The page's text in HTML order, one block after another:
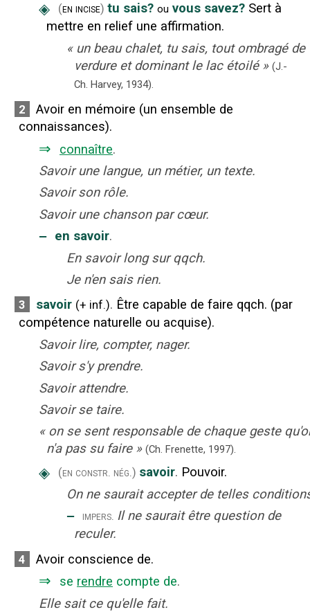
◈ (en incise) tu sais? ou vous savez? Sert à
mettre en relief une affirmation.
« un beau chalet, tu sais, tout ombragé de
verdure et dominant le lac étoilé » (J.-
Ch. Harvey, 1934).
2
Avoir en mémoire (un ensemble de
connaissances).
⇒ connaître.
Savoir une langue, un métier, un texte.
Savoir son rôle.
Savoir une chanson par cœur.
‒ en savoir.
En savoir long sur qqch.
Je n'en sais rien.
3 savoir (+ inf.). Être capable de faire qqch. (par
compétence naturelle ou acquise).
Savoir lire, compter, nager.
Savoir s'y prendre.
Savoir attendre.
Savoir se taire.
« on se sent responsable de chaque geste
n'a pas su faire » (Ch. Frenette, 1997).
◈ (en constr. nég.) savoir. Pouvoir.
On ne saurait accepter de telles
‒ impers. Il ne saurait être question de
reculer.
4 Avoir conscience de.
⇒ se rendre compte de.
Elle sait ce qu'elle fait.